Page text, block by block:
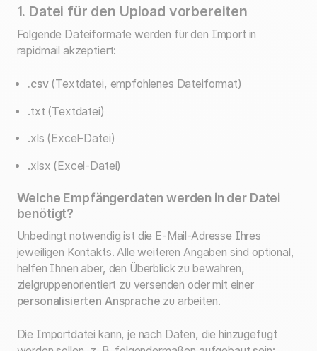
1. Datei für den Upload vorbereiten
Folgende Dateiformate werden für den Import in
rapidmail akzeptiert:
.csv(Textdatei, empfohlenes Dateiformat)
.txt (Textdatei)
.xls (Excel-Datei)
.xlsx (Excel-Datei)
Welche Empfängerdaten werden in der Datei
benötigt?
Unbedingt notwendig ist die E-Mail-Adresse Ihres
jeweiligen Kontakts. Alle weiteren Angaben sind optional,
helfen Ihnen aber, den Überblick zu bewahren,
zielgruppenorientiert zu versenden oder mit einer
personalisierten Ansprache zu arbeiten.
Die Importdatei kann, je nach Daten, die hinzugefügt